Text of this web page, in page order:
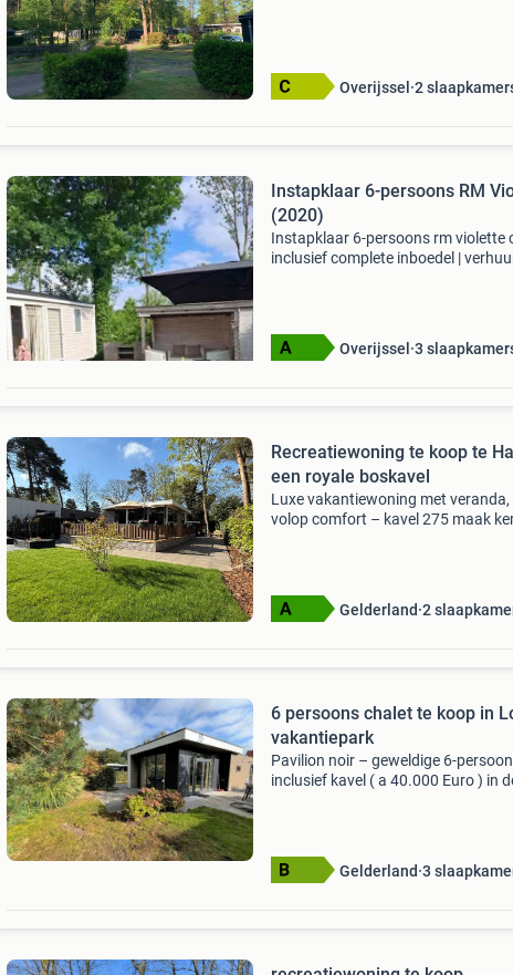
Overijssel 2
Instapklaar 6-persoons RM
(2020)
Instapklaar 6-persoons rm violette
inclusief complete inboedel |
Overijssel 3
Recreatiewoning te koop te
een royale boskavel
Luxe vakantiewoning met veranda,
volop comfort – kavel 275 maak
Gelderland 2
6 persoons chalet te koop in
vakantiepark
Pavilion noir – geweldige 6-
inclusief kavel ( a 40.000 Euro ) in
Gelderland 3